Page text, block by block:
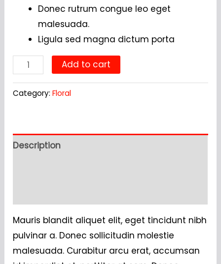
Donec rutrum congue leo eget
malesuada.
Ligula sed magna dictum porta
Purple
Flowers
quantity
Add to cart
Category:Floral
Description
Mauris blandit aliquet elit, eget tincidunt nibh
pulvinar a. Donec sollicitudin molestie
malesuada. Curabitur arcu erat, accumsan